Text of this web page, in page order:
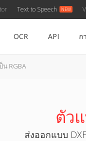
Text to Speech
OCR API ก
น RGBA
ตัว
ส่งออกแบบ